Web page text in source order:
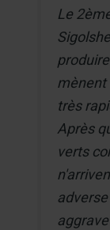
Le
mènent
très
Après
verts